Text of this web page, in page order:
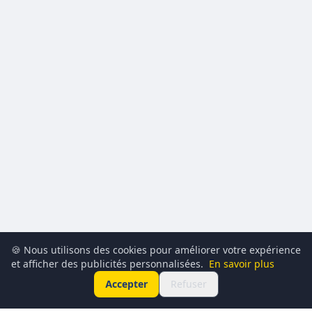
🍪 Nous utilisons des cookies pour améliorer votre expérience
et afficher des publicités personnalisées. En savoir plus
Accepter
Refuser